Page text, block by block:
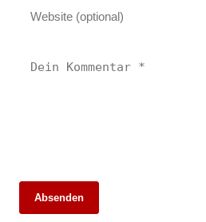
Absenden
Die 10 besten